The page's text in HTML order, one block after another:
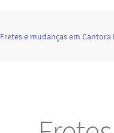
Fretes e mudanças em Cantora